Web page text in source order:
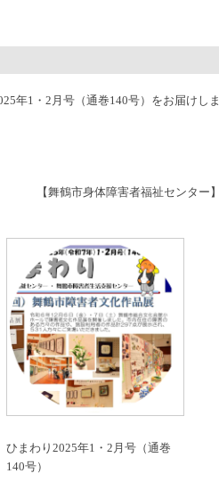
年1・2月号（通巻140号）をお届けしま
【舞鶴市身体障害者福祉センター】
ひまわり2025年1・2月号（通巻
140号）